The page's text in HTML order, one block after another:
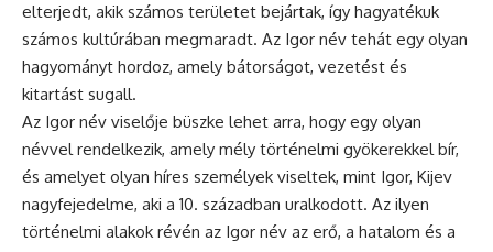
elterjedt, akik számos területet bejártak, így hagyatékuk
számos kultúrában megmaradt. Az Igor név tehát egy olyan
hagyományt hordoz, amely bátorságot, vezetést és
kitartást sugall.
Az Igor név viselője büszke lehet arra, hogy egy olyan
névvel rendelkezik, amely mély történelmi gyökerekkel bír,
és amelyet olyan híres személyek viseltek, mint Igor, Kijev
nagyfejedelme, aki a 10. században uralkodott. Az ilyen
történelmi alakok révén az Igor név az erő, a hatalom és a